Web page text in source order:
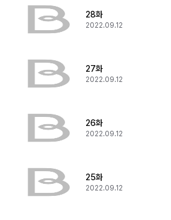
28화
2022.09.12
27화
2022.09.12
26화
2022.09.12
25화
2022.09.12